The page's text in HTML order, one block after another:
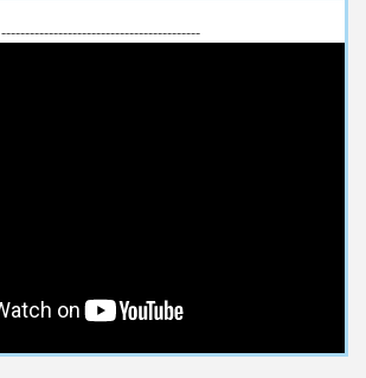
------------------------------------------